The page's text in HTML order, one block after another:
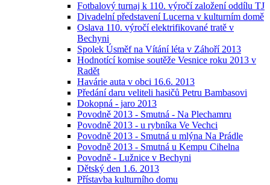
Fotbalový turnaj k 110. výročí založení oddílu TJ
Divadelní představení Lucerna v kulturním domě
Oslava 110. výročí elektrifikované tratě v
Bechyni
Spolek Úsměf na Vítání léta v Záhoří 2013
Hodnotící komise soutěže Vesnice roku 2013 v
Radět
Havárie auta v obci 16.6. 2013
Předání daru veliteli hasičů Petru Bambasovi
Dokopná - jaro 2013
Povodně 2013 - Smutná - Na Plechamru
Povodně 2013 - u rybníka Ve Vechci
Povodně 2013 - Smutná u mlýna Na Prádle
Povodně 2013 - Smutná u Kempu Cihelna
Povodně - Lužnice v Bechyni
Dětský den 1.6. 2013
Přístavba kulturního domu